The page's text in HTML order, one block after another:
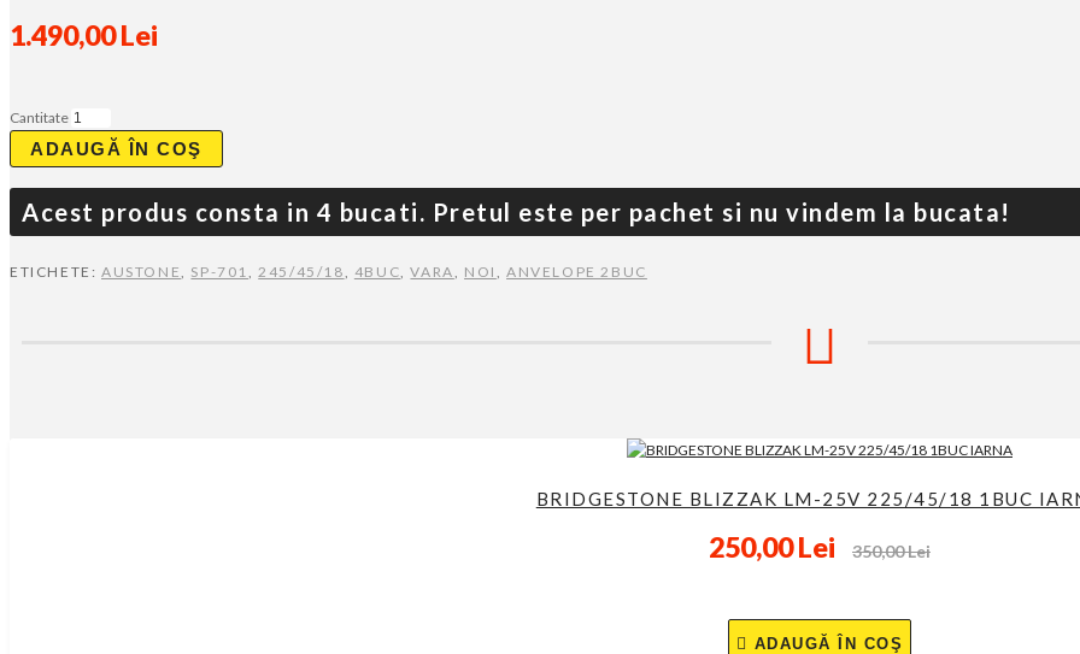
1.490,00 Lei
Cantitate
ADAUGĂ ÎN COŞ
Acest produs consta in 4 bucati. Pretul este per pachet si nu vindem la bucata!
ETICHETE: AUSTONE SP-701 245/45/18 4BUC ,VARA NOI ,ANVELOPE 2BUC
BRIDGESTONE BLIZZAK LM-25V 225/45/18 1BUC
250,00 Lei 350,00 Lei
ADAUGĂ ÎN COŞ